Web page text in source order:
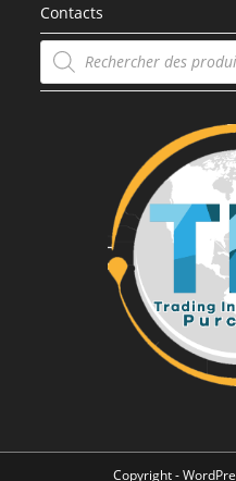
Contacts
Recherche
de
produits
Copyright -